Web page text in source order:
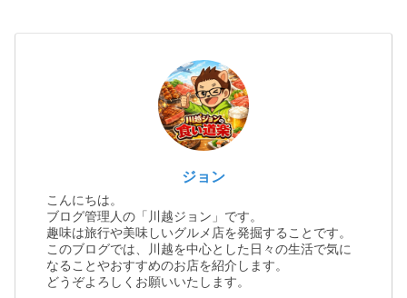
ジョン
こんにちは。
ブログ管理人の「川越ジョン」です。
趣味は旅行や美味しいグルメ店を発掘することです。
このブログでは、川越を中心とした日々の生活で気に
なることやおすすめのお店を紹介します。
どうぞよろしくお願いいたします。